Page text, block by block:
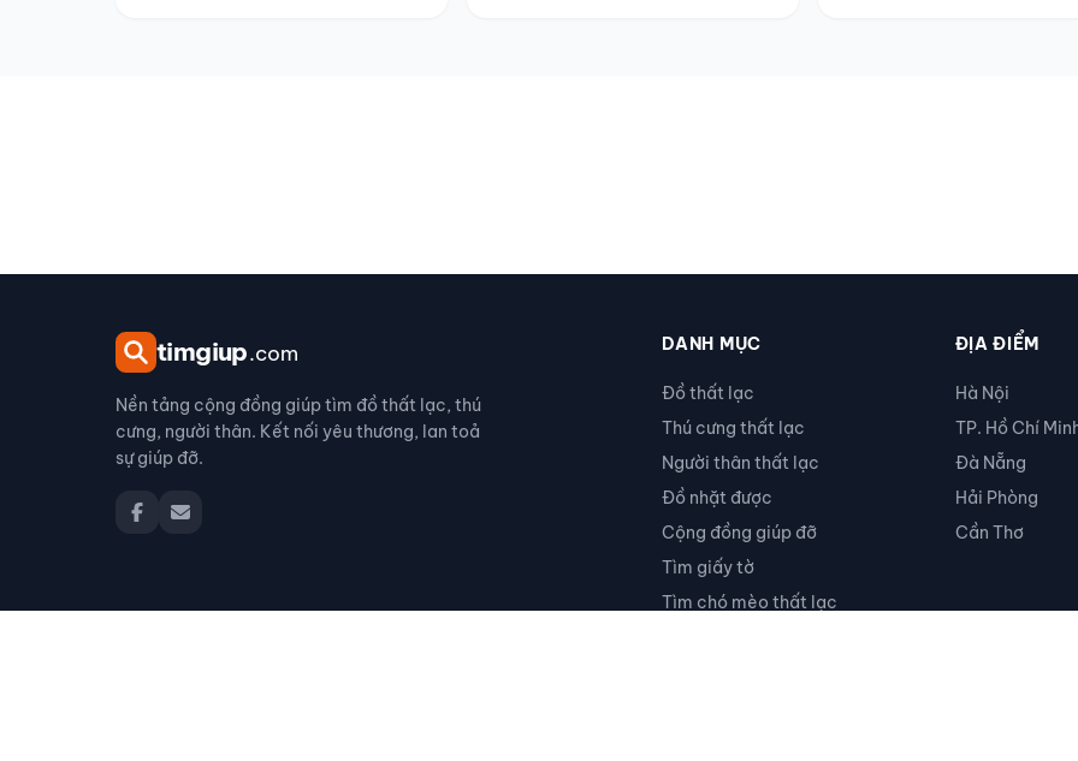
timgiup.com
Nền tảng cộng đồng giúp tìm đồ thất lạc, thú
cưng, người thân. Kết nối yêu thương, lan toả
sự giúp đỡ.
DANH MỤC
Đồ thất lạc
Thú cưng thất lạc
Người thân thất lạc
Đồ nhặt được
Cộng đồng giúp đỡ
Tìm giấy tờ
Tìm chó mèo thất lạc
ĐỊA ĐIỂM
Hà Nội
TP. Hồ Chí
Đà Nẵng
Hải Phòng
Cần Thơ